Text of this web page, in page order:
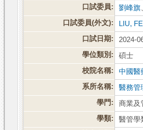
口試委員:
劉峰旗
口試委員(外文):
LIU,
口試日期:
2024-
學位類別:
碩士
校院名稱:
中國醫
系所名稱:
醫務管
學門:
商業及
學類:
醫管學